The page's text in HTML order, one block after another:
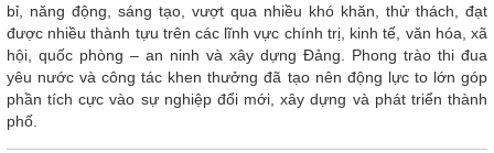
bỉ, năng động, sáng tạo, vượt qua nhiều khó khăn, thử thách, đạt
được nhiều thành tựu trên các lĩnh vực chính trị, kinh tế, văn hóa, xã
hội, quốc phòng – an ninh và xây dựng Đảng. Phong trào thi đua
yêu nước và công tác khen thưởng đã tạo nên động lực to lớn góp
phần tích cực vào sự nghiệp đổi mới, xây dựng và phát triển thành
phố.